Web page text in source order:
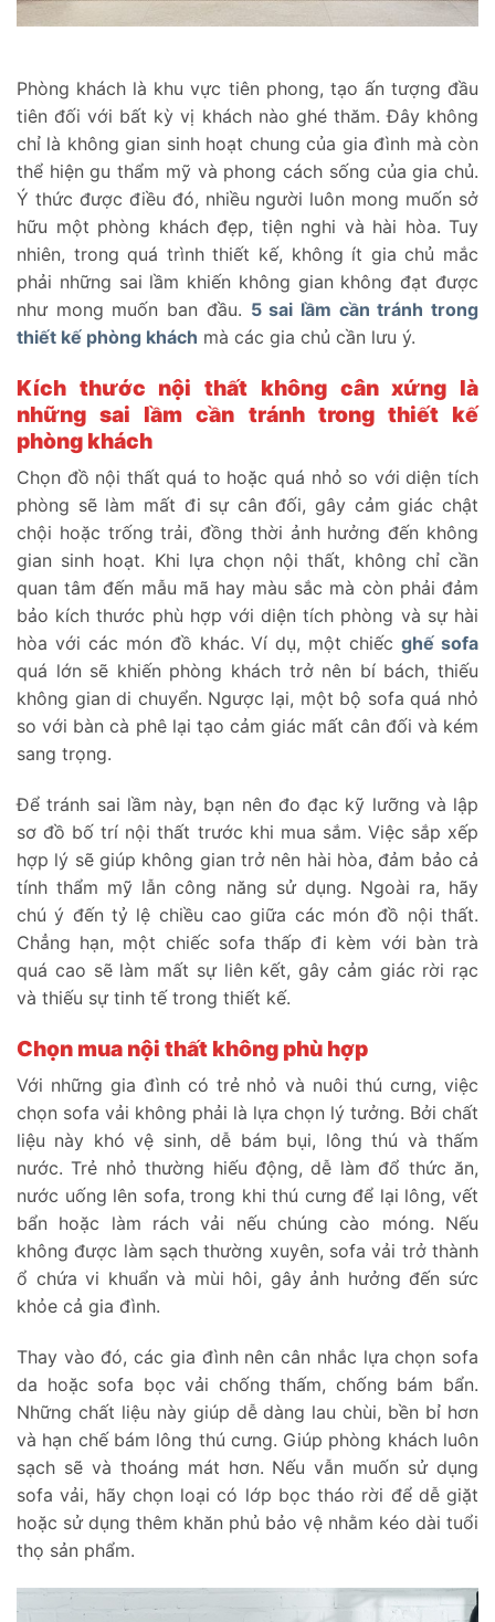
Phòng khách là khu vực tiên phong, tạo ấn tượng đầu
tiên đối với bất kỳ vị khách nào ghé thăm. Đây không
chỉ là không gian sinh hoạt chung của gia đình mà còn
thể hiện gu thẩm mỹ và phong cách sống của gia chủ.
Ý thức được điều đó, nhiều người luôn mong muốn sở
hữu một phòng khách đẹp, tiện nghi và hài hòa. Tuy
nhiên, trong quá trình thiết kế, không ít gia chủ mắc
phải những sai lầm khiến không gian không đạt được
như mong muốn ban đầu. 5 sai lầm cần tránh trong
thiết kế phòng khách mà các gia chủ cần lưu ý.
Kích thước nội thất không cân xứng là
những sai lầm cần tránh trong thiết kế
phòng khách
Chọn đồ nội thất quá to hoặc quá nhỏ so với diện tích
phòng sẽ làm mất đi sự cân đối, gây cảm giác chật
chội hoặc trống trải, đồng thời ảnh hưởng đến không
gian sinh hoạt. Khi lựa chọn nội thất, không chỉ cần
quan tâm đến mẫu mã hay màu sắc mà còn phải đảm
bảo kích thước phù hợp với diện tích phòng và sự hài
hòa với các món đồ khác. Ví dụ, một chiếcghế sofa
quá lớn sẽ khiến phòng khách trở nên bí bách, thiếu
không gian di chuyển. Ngược lại, một bộ sofa quá nhỏ
so với bàn cà phê lại tạo cảm giác mất cân đối và kém
sang trọng.
Để tránh sai lầm này, bạn nên đo đạc kỹ lưỡng và lập
sơ đồ bố trí nội thất trước khi mua sắm. Việc sắp xếp
hợp lý sẽ giúp không gian trở nên hài hòa, đảm bảo cả
tính thẩm mỹ lẫn công năng sử dụng. Ngoài ra, hãy
chú ý đến tỷ lệ chiều cao giữa các món đồ nội thất.
Chẳng hạn, một chiếc sofa thấp đi kèm với bàn trà
quá cao sẽ làm mất sự liên kết, gây cảm giác rời rạc
và thiếu sự tinh tế trong thiết kế.
Chọn mua nội thất không phù hợp
Với những gia đình có trẻ nhỏ và nuôi thú cưng, việc
chọn sofa vải không phải là lựa chọn lý tưởng. Bởi chất
liệu này khó vệ sinh, dễ bám bụi, lông thú và thấm
nước. Trẻ nhỏ thường hiếu động, dễ làm đổ thức ăn,
nước uống lên sofa, trong khi thú cưng để lại lông, vết
bẩn hoặc làm rách vải nếu chúng cào móng. Nếu
không được làm sạch thường xuyên, sofa vải trở thành
ổ chứa vi khuẩn và mùi hôi, gây ảnh hưởng đến sức
khỏe cả gia đình.
Thay vào đó, các gia đình nên cân nhắc lựa chọn sofa
da hoặc sofa bọc vải chống thấm, chống bám bẩn.
Những chất liệu này giúp dễ dàng lau chùi, bền bỉ hơn
và hạn chế bám lông thú cưng. Giúp phòng khách luôn
sạch sẽ và thoáng mát hơn. Nếu vẫn muốn sử dụng
sofa vải, hãy chọn loại có lớp bọc tháo rời để dễ giặt
hoặc sử dụng thêm khăn phủ bảo vệ nhằm kéo dài tuổi
thọ sản phẩm.